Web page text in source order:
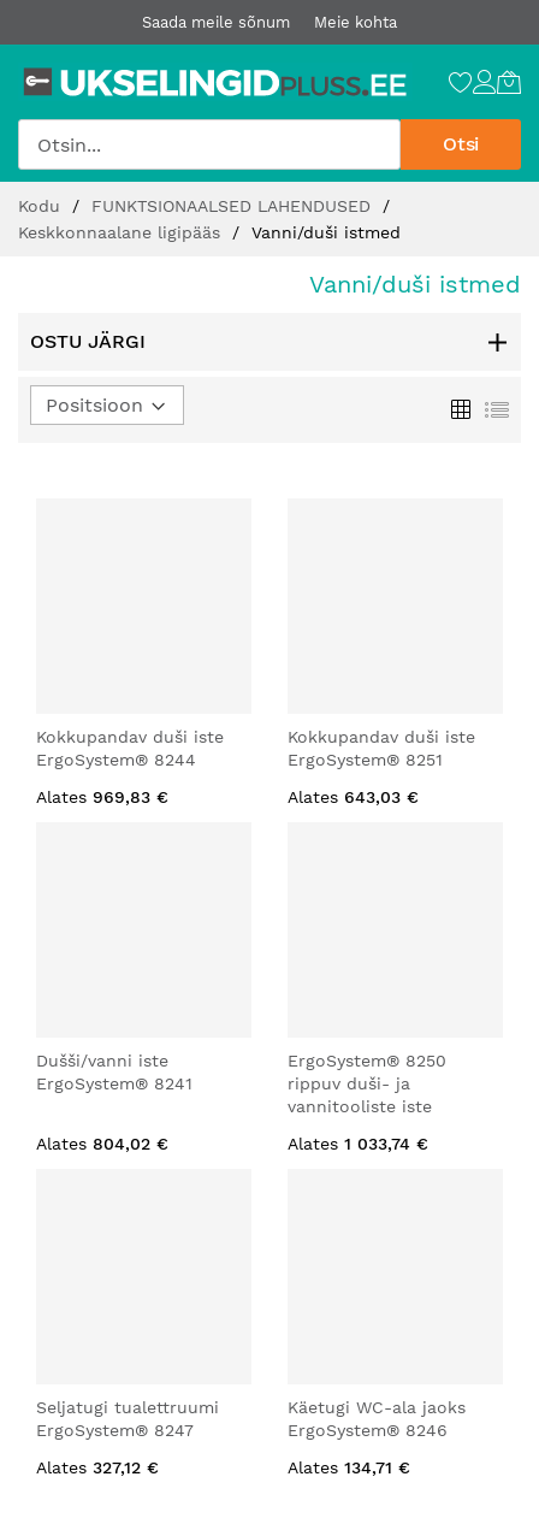
Saada meile sõnum Meie kohta
Otsi
sisu
juurde
Kodu
FUNKTSIONAALSED LAHENDUSED
Keskkonnaalane ligipääs
Vanni/duši istmed
Vanni/duši istmed
OSTU JÄRGI
Kokkupandav duši iste
ErgoSystem® 8244
Alates 969,83 €
Kokkupandav duši iste
ErgoSystem® 8251
Alates 643,03 €
Dušši/vanni iste
ErgoSystem® 8241
Alates 804,02 €
ErgoSystem® 8250
rippuv duši- ja
vannitooliste iste
Alates 1 033,74 €
Seljatugi tualettruumi
ErgoSystem® 8247
Alates 327,12 €
Käetugi WC-ala jaoks
ErgoSystem® 8246
Alates 134,71 €